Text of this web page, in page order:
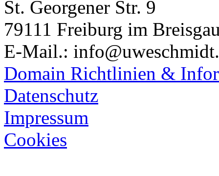
St. Georgener Str. 9
79111 Freiburg im
E-Mail.:
Domain Richtlinien &
Datenschutz
Impressum
Cookies